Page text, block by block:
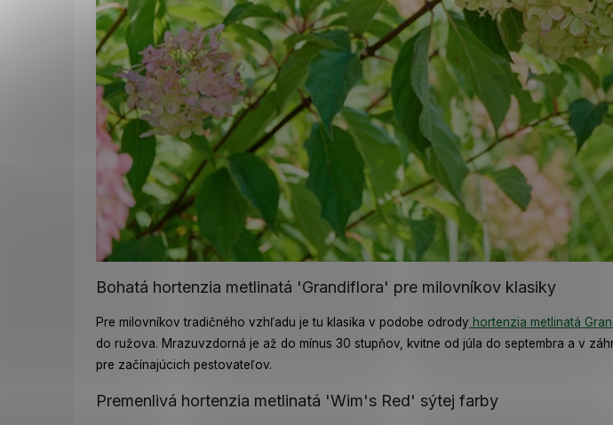
Bohatá hortenzia metlinatá 'Grandiflora' pre milovníkov klasiky
Pre milovníkov tradičného vzhľadu je tu klasika v podobe odrody hortenzia metlinatá
do ružova. Mrazuvzdorná je až do mínus 30 stupňov, kvitne od júla do septembra a v
pre začínajúcich pestovateľov.
Premenlivá hortenzia metlinatá 'Wim's Red' sýtej farby